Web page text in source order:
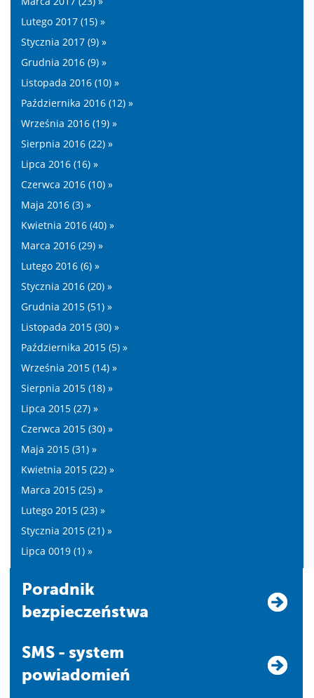
Lutego 2017 (15) »
Stycznia 2017 (9) »
Grudnia 2016 (9) »
Listopada 2016 (10) »
Października 2016 (12) »
Września 2016 (19) »
Sierpnia 2016 (22) »
Lipca 2016 (16) »
Czerwca 2016 (10) »
Maja 2016 (3) »
Kwietnia 2016 (40) »
Marca 2016 (29) »
Lutego 2016 (6) »
Stycznia 2016 (20) »
Grudnia 2015 (51) »
Listopada 2015 (30) »
Października 2015 (5) »
Września 2015 (14) »
Sierpnia 2015 (18) »
Lipca 2015 (27) »
Czerwca 2015 (30) »
Maja 2015 (31) »
Kwietnia 2015 (22) »
Marca 2015 (25) »
Lutego 2015 (23) »
Stycznia 2015 (21) »
Lipca 0019 (1) »
Poradnik
bezpieczeństwa
SMS - system
powiadomień